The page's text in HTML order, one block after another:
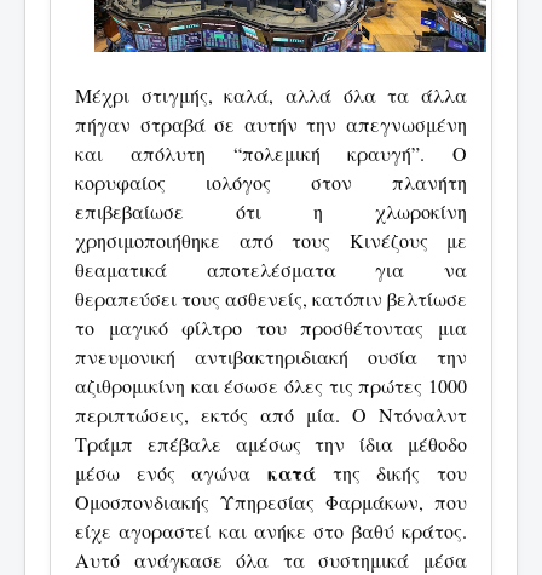
Μέχρι στιγμής, καλά, αλλά όλα τα άλλα
πήγαν στραβά σε αυτήν την απεγνωσμένη
και απόλυτη “πολεμική κραυγή”. Ο
κορυφαίος ιολόγος στον πλανήτη
επιβεβαίωσε ότι η χλωροκίνη
χρησιμοποιήθηκε από τους Κινέζους με
θεαματικά αποτελέσματα για να
θεραπεύσει τους ασθενείς, κατόπιν βελτίωσε
το μαγικό φίλτρο του προσθέτοντας μια
πνευμονική αντιβακτηριδιακή ουσία την
αζιθρομικίνη και έσωσε όλες τις πρώτες 1000
περιπτώσεις, εκτός από μία. Ο Ντόναλντ
Τράμπ επέβαλε αμέσως την ίδια μέθοδο
μέσω ενός αγώνα κατά της δικής του
Ομοσπονδιακής Υπηρεσίας Φαρμάκων, που
είχε αγοραστεί και ανήκε στο βαθύ κράτος.
Αυτό ανάγκασε όλα τα συστημικά μέσα